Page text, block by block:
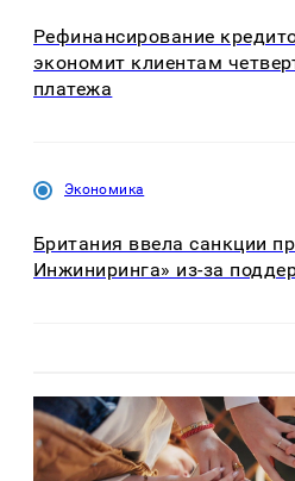
Рефинансирование
экономит клиентам
платежа
Экономика
Британия ввела санкции
Инжиниринга» из-за